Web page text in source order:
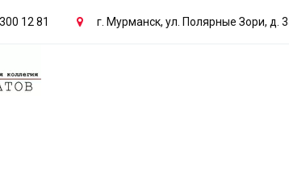
12 81 г. Мурманск, ул. Полярные Зори, д.